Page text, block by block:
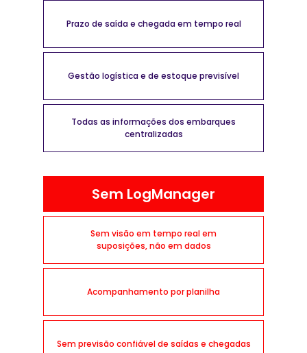
Prazo de saída e chegada em tempo real
Gestão logística e de estoque previsível
Todas as informações dos embarques
centralizadas
Sem LogManager
Sem visão em tempo real em
suposições, não em dados
Acompanhamento por planilha
Sem previsão confiável de saídas e chegadas